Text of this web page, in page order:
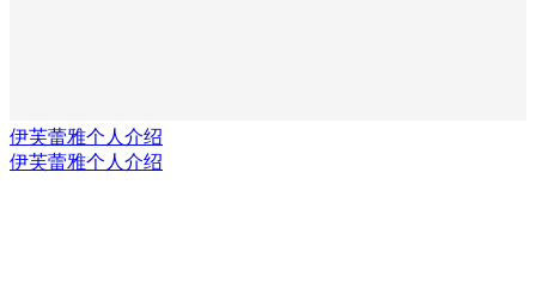
伊芙蕾雅个人介绍
伊芙蕾雅个人介绍